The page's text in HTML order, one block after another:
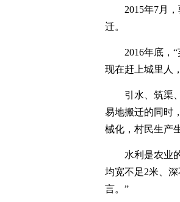
2015年7月
迁。
2016年底，
现在赶上城里人
引水、筑渠
易地搬迁的同时
械化，村民生产
水利是农业
均宽不足2米、
言。”